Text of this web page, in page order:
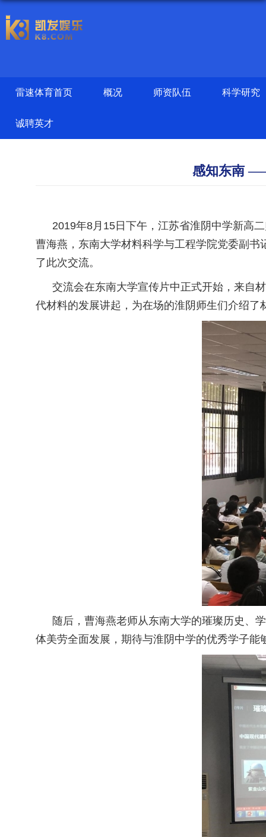
雷速体育首页 概况 师资队伍 科学研究
诚聘英才
感知东南
2019年8月 15 日下午，江苏省淮阴中学新高
曹海燕，东南大学材料科学与工程学院党委副
了此次交流。
交流会在东南大学宣传片中正式开始，来自
代材料的发展讲起，为在场的淮阴师生们介绍
随后，曹海燕老师从东南大学的璀璨历史、
体美劳全面发展，期待与淮阴中学的优秀学子能